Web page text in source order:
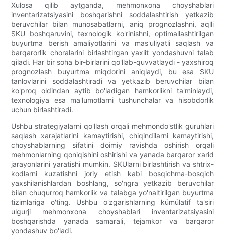
Xulosa qilib aytganda, mehmonxona choyshablari
inventarizatsiyasini boshqarishni soddalashtirish yetkazib
beruvchilar bilan munosabatlarni, aniq prognozlashni, aqlli
SKU boshqaruvini, texnologik ko'rinishni, optimallashtirilgan
buyurtma berish amaliyotlarini va mas'uliyatli saqlash va
barqarorlik choralarini birlashtirgan yaxlit yondashuvni talab
qiladi. Har bir soha bir-birlarini qo'llab-quvvatlaydi - yaxshiroq
prognozlash buyurtma miqdorini aniqlaydi, bu esa SKU
tanlovlarini soddalashtiradi va yetkazib beruvchilar bilan
ko'proq oldindan aytib bo'ladigan hamkorlikni ta'minlaydi,
texnologiya esa ma'lumotlarni tushunchalar va hisobdorlik
uchun birlashtiradi.
Ushbu strategiyalarni qo'llash orqali mehmondo'stlik guruhlari
saqlash xarajatlarini kamaytirishi, chiqindilarni kamaytirishi,
choyshablarning sifatini doimiy ravishda oshirish orqali
mehmonlarning qoniqishini oshirishi va yanada barqaror xarid
jarayonlarini yaratishi mumkin. SKUlarni birlashtirish va shtrix-
kodlarni kuzatishni joriy etish kabi bosqichma-bosqich
yaxshilanishlardan boshlang, so'ngra yetkazib beruvchilar
bilan chuqurroq hamkorlik va talabga yo'naltirilgan buyurtma
tizimlariga o'ting. Ushbu o'zgarishlarning kümülatif ta'siri
ulgurji mehmonxona choyshablari inventarizatsiyasini
boshqarishda yanada samarali, tejamkor va barqaror
yondashuv bo'ladi.